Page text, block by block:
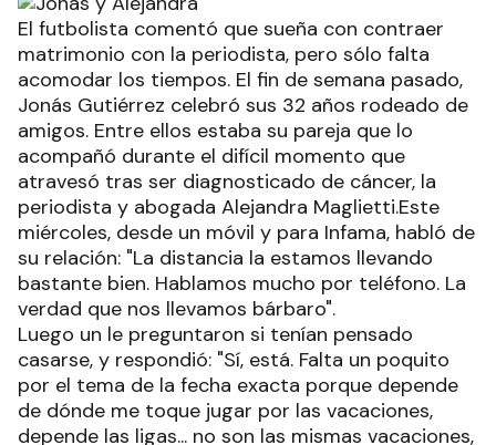
El futbolista comentó que sueña con contraer
matrimonio con la periodista, pero sólo falta
acomodar los tiempos. El fin de semana pasado,
Jonás Gutiérrez celebró sus 32 años rodeado de
amigos. Entre ellos estaba su pareja que lo
acompañó durante el difícil momento que
atravesó tras ser diagnosticado de cáncer, la
periodista y abogada Alejandra Maglietti.Este
miércoles, desde un móvil y para Infama, habló de
su relación: "La distancia la estamos llevando
bastante bien. Hablamos mucho por teléfono. La
verdad que nos llevamos bárbaro".
Luego un le preguntaron si tenían pensado
casarse, y respondió: "Sí, está. Falta un poquito
por el tema de la fecha exacta porque depende
de dónde me toque jugar por las vacaciones,
depende las ligas... no son las mismas vacaciones,